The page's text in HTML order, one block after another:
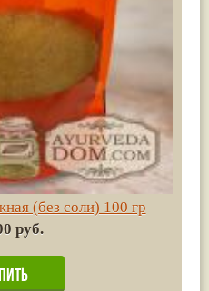
(без соли) 100 гр
руб.